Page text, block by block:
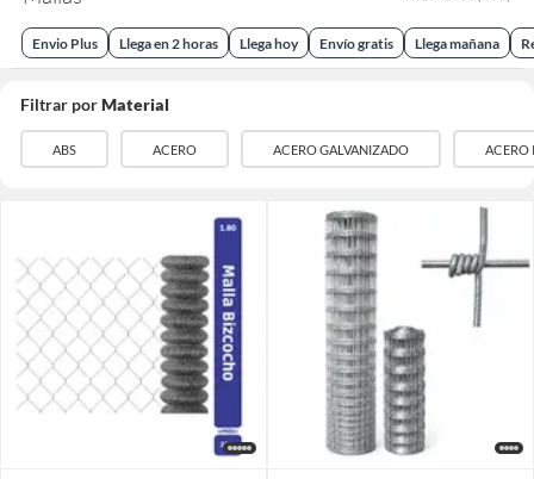
Envio Plus Llega en 2 horas Llega hoy Envío gratis Llega mañana
Filtrar porMaterial
ABS ACERO ACERO GALVANIZADO ACERO